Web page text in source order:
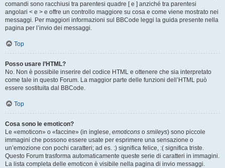
comandi sono racchiusi tra parentesi quadre [ e ] anziché tra parentesi
angolari < e > e offre un controllo maggiore su cosa e come viene mostrato nei
messaggi. Per maggiori informazioni sul BBCode leggi la guida presente nella
pagina per l’invio dei messaggi.
Top
Posso usare l’HTML?
No. Non è possibile inserire del codice HTML e ottenere che sia interpretato
come tale in questo Forum. La maggior parte delle funzioni dell’HTML può
essere sostituita dal BBCode.
Top
Cosa sono le emoticon?
Le «emoticon» o «faccine» (in inglese, emoticons o smileys) sono piccole
immagini che possono essere usate per esprimere una sensazione o
un’emozione con pochi caratteri; ad es. :) significa felice, :( significa triste.
Questo Forum trasforma automaticamente queste serie di caratteri in immagini.
La lista completa delle emoticon è visibile nella pagina di invio messaggi.